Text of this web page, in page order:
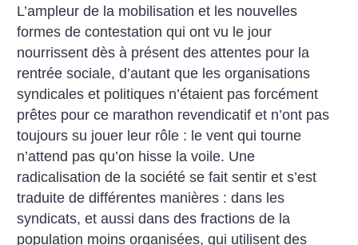
L’ampleur de la mobilisation et les nouvelles
formes de contestation qui ont vu le jour
nourrissent dès à présent des attentes pour la
rentrée sociale, d’autant que les organisations
syndicales et politiques n’étaient pas forcément
prêtes pour ce marathon revendicatif et n’ont pas
toujours su jouer leur rôle : le vent qui tourne
n’attend pas qu’on hisse la voile. Une
radicalisation de la société se fait sentir et s’est
traduite de différentes manières : dans les
syndicats, et aussi dans des fractions de la
population moins organisées, qui utilisent des